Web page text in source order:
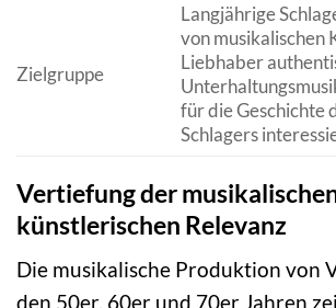
Zielgruppe
Langjährige
von musikalischen
Liebhaber
für die Geschichte
Schlagers
Vertiefung der
künstlerischen Relevanz
Die musikalische Produktion von
den 50er, 60er und 70er Jahren